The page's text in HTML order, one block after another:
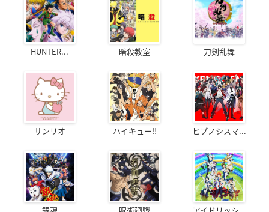
HUNTER... 暗殺教室 刀剣乱舞
サンリオ ハイキュー!! ヒプノシスマ...